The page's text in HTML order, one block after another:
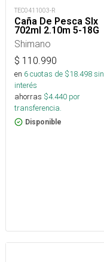
TEC0411003-R
Caña De Pesca Slx
702ml 2.10m 5-18G
Shimano
$ 110.990
en 6cuotas de $18.498sin
interés
ahorras $4.440 por
transferencia.
Disponible